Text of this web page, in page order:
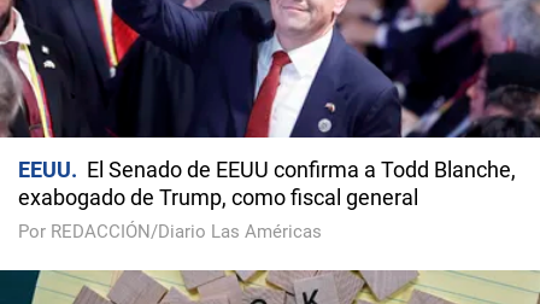
EEUU
El Senado de EEUU confirma a Todd Blanche,
exabogado de Trump, como fiscal general
Por REDACCIÓN/Diario Las Américas